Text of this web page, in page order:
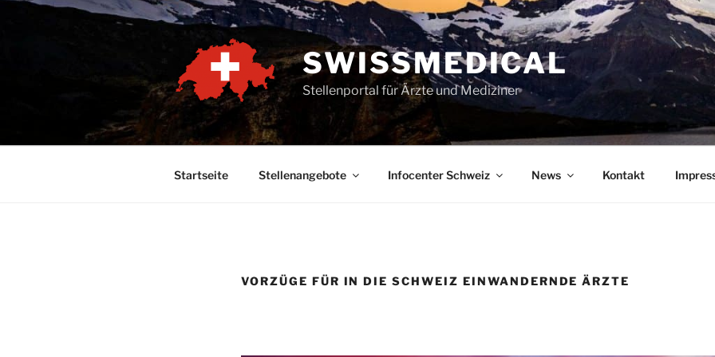
SWISSMEDICAL
Stellenportal für Ärzte und Mediziner
Startseite Stellenangebote Infocenter Schweiz News Kontakt
VORZÜGE FÜR IN DIE SCHWEIZ EINWANDERNDE ÄRZTE